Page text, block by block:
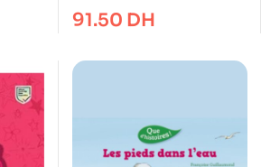
d’exercices
91.50 DH